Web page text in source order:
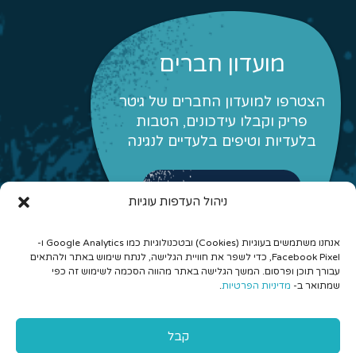
ניהול העדפות עוגיות
אנחנו משתמשים בעוגיות (Cookies) ובטכנולוגיות כמו Google Analytics ו-
Facebook Pixel, כדי לשפר את חוויית הגלישה, לנתח שימוש באתר ולהתאים
עבורך תוכן ופרסום. המשך הגלישה באתר מהווה הסכמה לשימוש זה כפי
שמתואר ב- מדיניות הפרטיות.
קבל
מועדון חברים
הצטרפו למועדון החברים של גיטר
פריק וקבלו עידכונים, הטבות
בלעדיות וטיפים בלעדיים לנגינה
© 2026 כל הזכויות שמורות לגיטר פריק - לימוד גיטרה אונליין